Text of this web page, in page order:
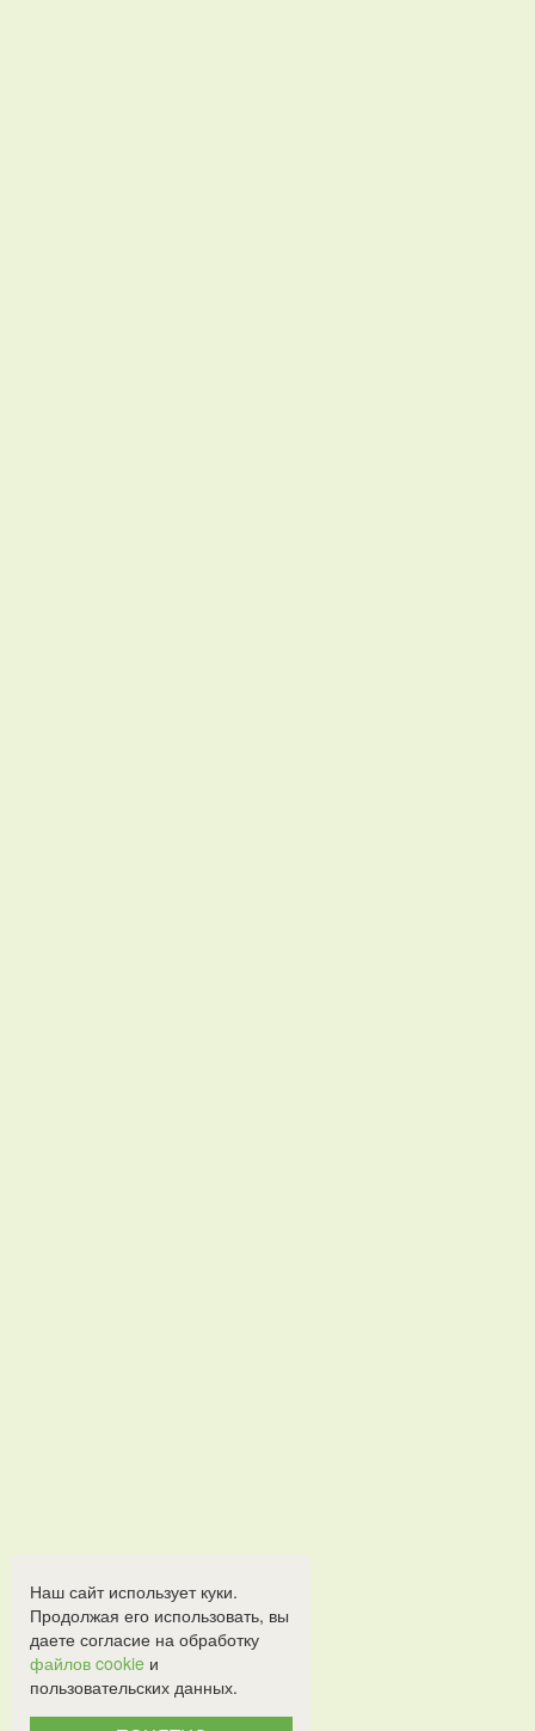
Наш сайт использует куки.
Продолжая его использовать, вы
даете согласие на обработку
файлов cookie и
пользовательских данных.